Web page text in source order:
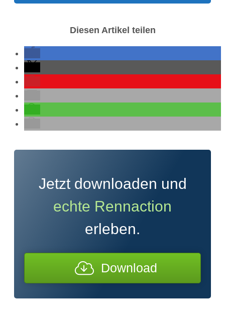
Diesen Artikel teilen
Jetzt downloaden und
echte Rennaction
erleben.
Download